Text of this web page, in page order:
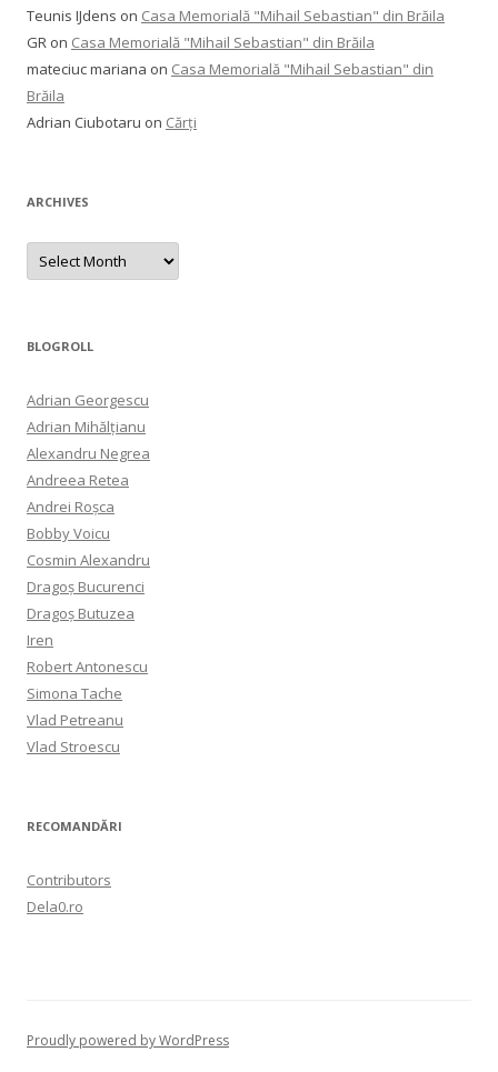
Teunis IJdens on Casa Memorială "Mihail Sebastian" din Brăila
GR on Casa Memorială "Mihail Sebastian" din Brăila
mateciuc mariana on Casa Memorială "Mihail Sebastian" din
Brăila
Adrian Ciubotaru on Cărți
ARCHIVES
Archives
BLOGROLL
Adrian Georgescu
Adrian Mihălțianu
Alexandru Negrea
Andreea Retea
Andrei Roșca
Bobby Voicu
Cosmin Alexandru
Dragoș Bucurenci
Dragoș Butuzea
Iren
Robert Antonescu
Simona Tache
Vlad Petreanu
Vlad Stroescu
RECOMANDĂRI
Contributors
Dela0.ro
Proudly powered by WordPress